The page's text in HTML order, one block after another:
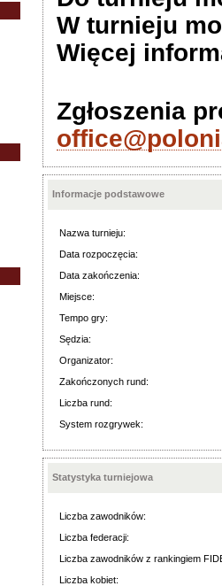
W turnieju
Więcej
Zgłoszenia
Informacje podstawowe
Nazwa turnieju:
Data rozpoczęcia:
Data zakończenia:
Miejsce:
Tempo gry:
Sędzia:
Organizator:
Zakończonych rund:
Liczba rund:
System rozgrywek:
Statystyka turniejowa
Liczba zawodników:
Liczba federacji:
Liczba zawodników z rankingiem
Liczba kobiet: